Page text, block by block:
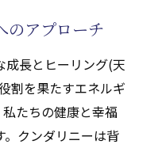
のアプローチ
成長とヒーリング(天
割を果たすエネルギ
たちの健康と幸福
。クンダリニーは背